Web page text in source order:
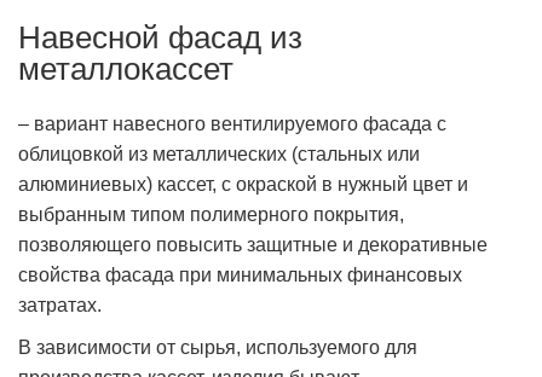
Навесной фасад из
металлокассет
– вариант навесного вентилируемого фасада с
облицовкой из металлических (стальных или
алюминиевых) кассет, с окраской в нужный цвет и
выбранным типом полимерного покрытия,
позволяющего повысить защитные и декоративные
свойства фасада при минимальных финансовых
затратах.
В зависимости от сырья, используемого для